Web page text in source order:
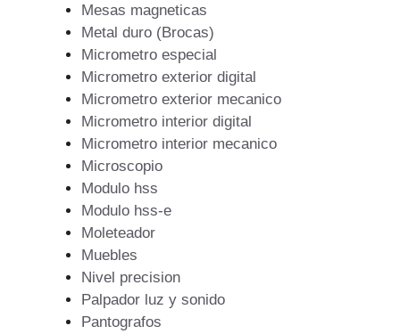
Mesas magneticas
Metal duro (Brocas)
Micrometro especial
Micrometro exterior digital
Micrometro exterior mecanico
Micrometro interior digital
Micrometro interior mecanico
Microscopio
Modulo hss
Modulo hss-e
Moleteador
Muebles
Nivel precision
Palpador luz y sonido
Pantografos